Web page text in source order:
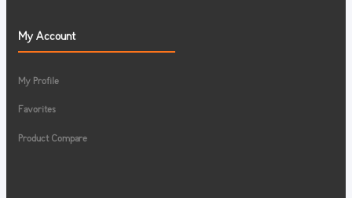
My Account
My Profile
Favorites
Product Compare